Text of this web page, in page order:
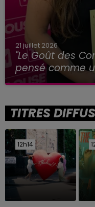
21 juillet 2026
"Le Goût des
pensé comme
TITRES
12h14
12h14